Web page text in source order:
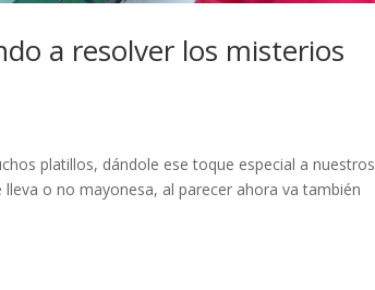
a resolver los misterios
platillos, dándole ese toque especial a nuestros
o no mayonesa, al parecer ahora va también